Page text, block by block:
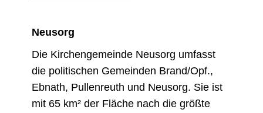
Neusorg
Die Kirchengemeinde Neusorg umfasst
die politischen Gemeinden Brand/Opf.,
Ebnath, Pullenreuth und Neusorg. Sie ist
mit 65 km² der Fläche nach die größte